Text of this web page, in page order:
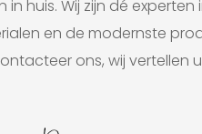
huis. Wij zijn dé
en de modernste
ons, wij vertellen